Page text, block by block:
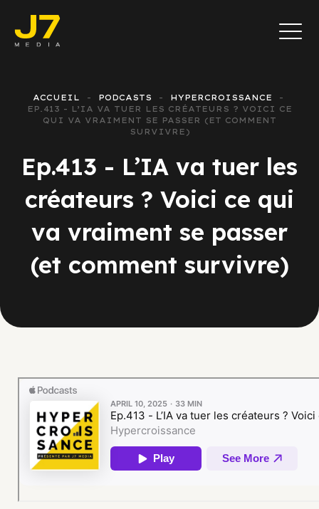
ACCUEIL PODCASTS
HYPERCROISSANCE
EP.413 - L’IA VA TUER LES CRÉATEURS ? VOICI CE
QUI VA VRAIMENT SE PASSER (ET COMMENT
SURVIVRE)
Ep.413 - L’IA va tuer les
créateurs ? Voici ce qui
va vraiment se passer
(et comment survivre)